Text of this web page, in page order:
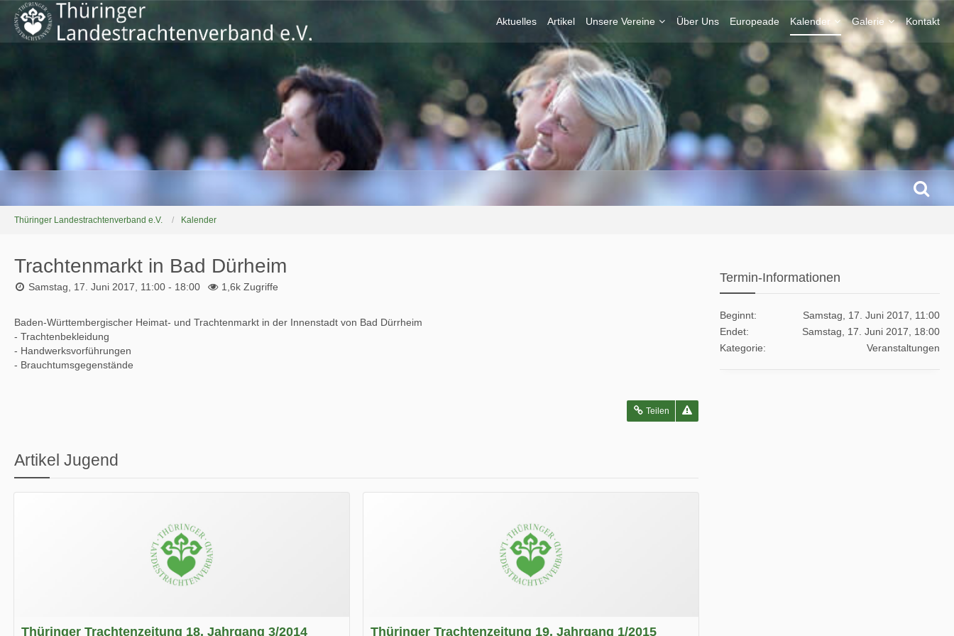
Aktuelles Artikel Unsere Vereine Über Uns Europeade Kalender Galerie Kontakt
Thüringer Landestrachtenverband e.V. Kalender
Trachtenmarkt in Bad Dürheim
Samstag, 17. Juni 2017, 11:00 - 18:00 1,6k Zugriffe
Baden-Württembergischer Heimat- und Trachtenmarkt in der Innenstadt von Bad Dürrheim
- Trachtenbekleidung
- Handwerksvorführungen
- Brauchtumsgegenstände
Teilen
Artikel Jugend
Thüringer Trachtenzeitung 18. Jahrgang 3/2014 Thüringer Trachtenzeitung 19. Jahrgang 1/2015
Termin-Informationen
Beginnt
Samstag, 17. Juni 2017, 11:00
Endet
Samstag, 17. Juni 2017, 18:00
Kategorie
Veranstaltungen